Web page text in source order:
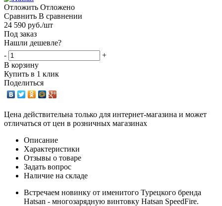
Отложить Отложено
Сравнить В сравнении
24 590 руб./шт
Под заказ
Нашли дешевле?
-
+
В корзину
Купить в 1 клик
Поделиться
Цена действительна только для интернет-магазина и может
отличаться от цен в розничных магазинах
Описание
Характеристики
Отзывы о товаре
Задать вопрос
Наличие на складе
Встречаем новинку от именитого Турецкого бренда
Hatsan - многозарядную винтовку Hatsan SpeedFire.